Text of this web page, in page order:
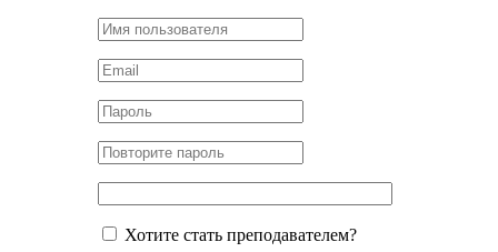
Хотите стать преподавателем?